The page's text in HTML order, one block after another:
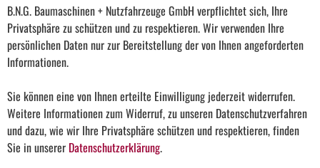
B.N.G. Baumaschinen + Nutzfahrzeuge GmbH verpflichtet sich, Ihre
Privatsphäre zu schützen und zu respektieren. Wir verwenden Ihre
persönlichen Daten nur zur Bereitstellung der von Ihnen angeforderten
Informationen.
Sie können eine von Ihnen erteilte Einwilligung jederzeit widerrufen.
Weitere Informationen zum Widerruf, zu unseren Datenschutzverfahren
und dazu, wie wir Ihre Privatsphäre schützen und respektieren, finden
Sie in unserer Datenschutzerklärung.